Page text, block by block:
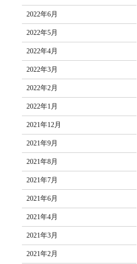
2022年6月
2022年5月
2022年4月
2022年3月
2022年2月
2022年1月
2021年12月
2021年9月
2021年8月
2021年7月
2021年6月
2021年4月
2021年3月
2021年2月